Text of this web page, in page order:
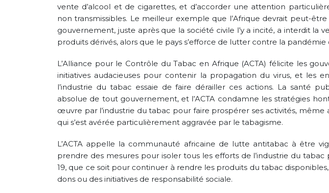
vente d’alcool et de cigarettes, et d’accorder une attention
non transmissibles. Le meilleur exemple que l’Afrique devrait peut-
gouvernement, juste après que la société civile l’y a incité, a interdit la
produits dérivés, alors que le pays s’efforce de lutter contre la pandémie
L’Alliance pour le Contrôle du Tabac en Afrique (ACTA) félicite les
initiatives audacieuses pour contenir la propagation du virus, et les
l’industrie du tabac essaie de faire dérailler ces actions. La santé
absolue de tout gouvernement, et l’ACTA condamne les stratégies
œuvre par l’industrie du tabac pour faire prospérer ses activités, même
qui s’est avérée particulièrement aggravée par le tabagisme.
L’ACTA appelle la communauté africaine de lutte antitabac à être
prendre des mesures pour isoler tous les efforts de l’industrie du
19, que ce soit pour continuer à rendre les produits du tabac
dons ou des initiatives de responsabilité sociale.